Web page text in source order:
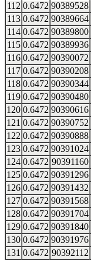
112 0.6472 90389528
113 0.6472 90389664
114 0.6472 90389800
115 0.6472 90389936
116 0.6472 90390072
117 0.6472 90390208
118 0.6472 90390344
119 0.6472 90390480
120 0.6472 90390616
121 0.6472 90390752
122 0.6472 90390888
123 0.6472 90391024
124 0.6472 90391160
125 0.6472 90391296
126 0.6472 90391432
127 0.6472 90391568
128 0.6472 90391704
129 0.6472 90391840
130 0.6472 90391976
131 0.6472 90392112